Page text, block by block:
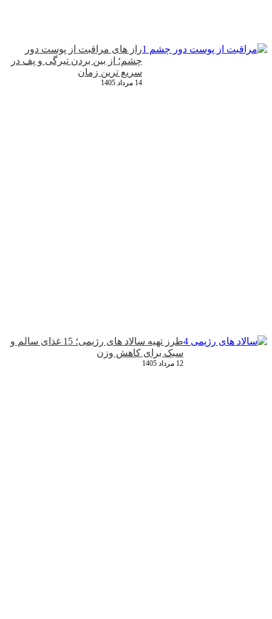
راز های مراقبت از پوست دور
چشم؛ از بین بردن تیرگی و پف در
سریع‌ ترین زمان
14 مرداد 1405
طرز تهیه سالاد های رژیمی؛ 15 غذای سالم و
سبک برای کاهش وزن
12 مرداد 1405